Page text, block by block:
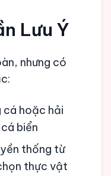
Lưu Ý
nhưng có
cá hoặc hải
biển
thống từ
thực vật